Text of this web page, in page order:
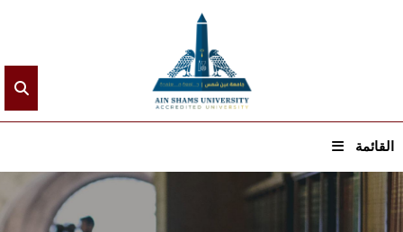
القائمة
الرئيسيـة